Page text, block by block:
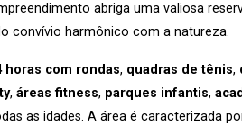
abriga uma valiosa
convívio harmônico com a natureza.
horas com rondas, quadras de tênis,
, áreas fitness, parques infantis,
as idades. A área é caracterizada